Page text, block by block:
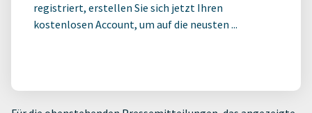
registriert, erstellen Sie sich jetzt Ihren
kostenlosen Account, um auf die neusten ...